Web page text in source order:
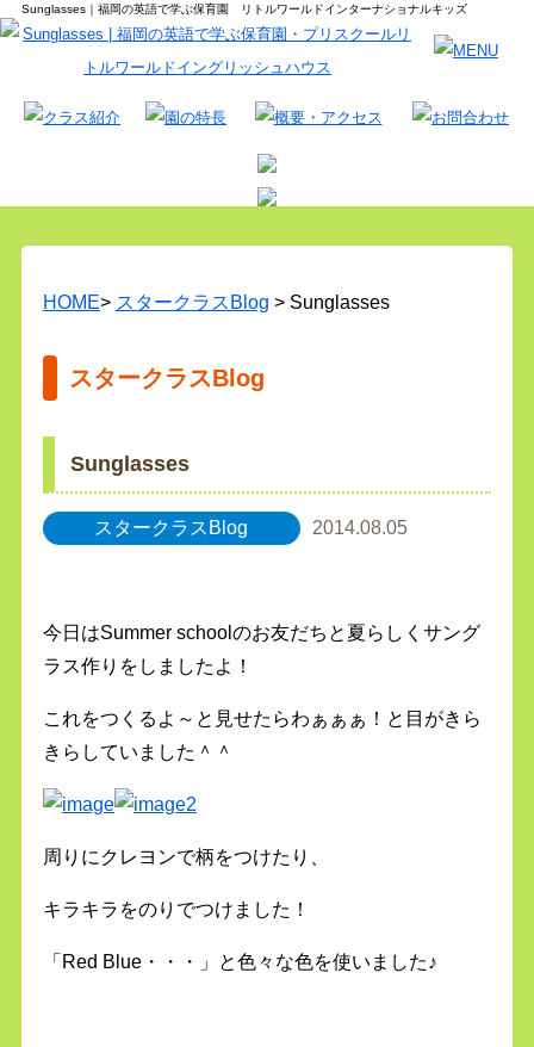
Sunglasses｜福岡の英語で学ぶ保育園 リトルワールドインターナショナルキッズ
HOME> スタークラスBlog > Sunglasses
スタークラスBlog
Sunglasses
スタークラスBlog 2014.08.05
今日はSummer schoolのお友だちと夏らしくサング
ラス作りをしましたよ！
これをつくるよ～と見せたらわぁぁぁ！と目がきら
きらしていました＾＾
周りにクレヨンで柄をつけたり、
キラキラをのりでつけました！
「Red Blue・・・」と色々な色を使いました♪